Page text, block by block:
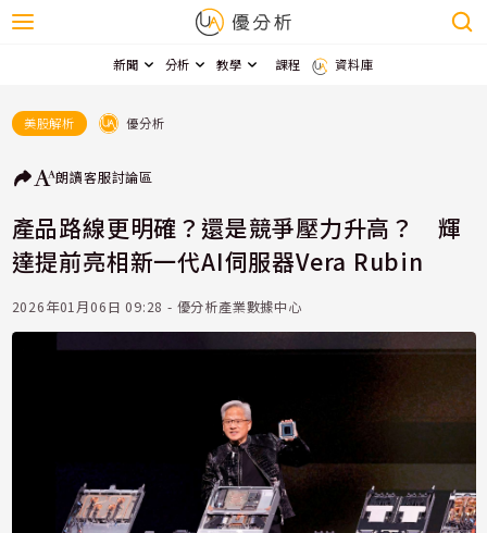
新聞 分析 教學 課程 資料庫
美股解析 優分析
朗讀客服討論區
產品路線更明確？還是競爭壓力升高？ 輝
達提前亮相新一代AI伺服器Vera Rubin
2026年01月06日 09:28 - 優分析產業數據中心